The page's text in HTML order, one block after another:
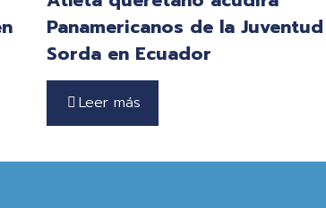
Panamericanos de la Juventud
Sorda en Ecuador
Leer más